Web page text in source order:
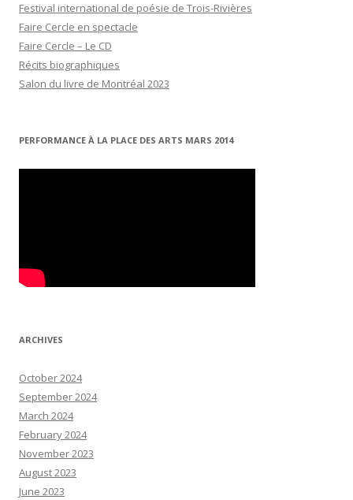
Festival international de poésie de Trois-Rivières
Faire Cercle en spectacle
Faire Cercle – Le CD
Récits biographiques
Salon du livre de Montréal 2023
PERFORMANCE À LA PLACE DES ARTS MARS 2014
ARCHIVES
October 2024
September 2024
March 2024
February 2024
November 2023
August 2023
June 2023